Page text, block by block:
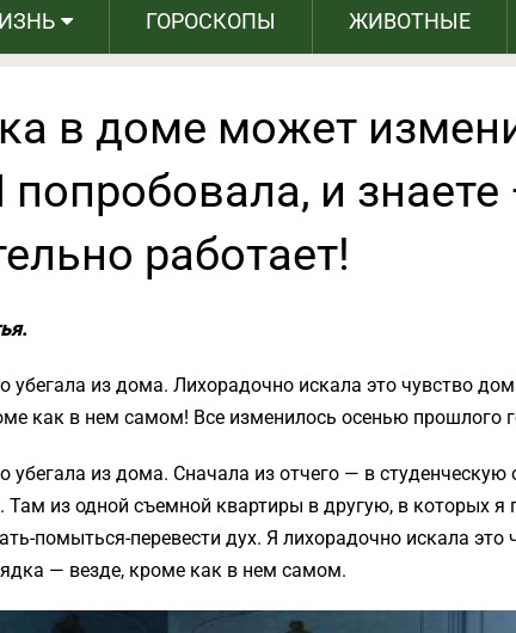
ГОРОСКОПЫ ЖИВОТНЫЕ
в доме может
и знаете
работает!
убегала из дома. Лихорадочно искала это чувство
как в нем самом! Все изменилось осенью прошлого
убегала из дома. Сначала из отчего — в студенческую
Там из одной съемной квартиры в другую, в которых я
помыться-перевести дух. Я лихорадочно искала
— везде, кроме как в нем самом.